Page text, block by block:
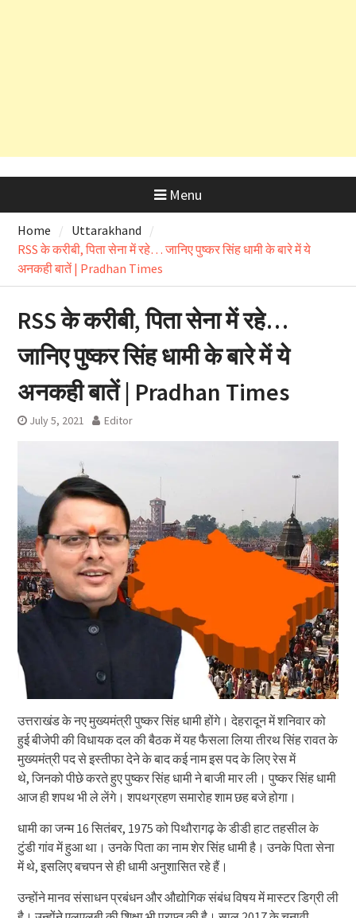
Menu
Home
Uttarakhand
RSS के करीबी, पिता सेना में रहे… जानिए पुष्कर सिंह धामी के बारे में ये
अनकही बातें | Pradhan Times
RSS के करीबी, पिता सेना में रहे…
जानिए पुष्कर सिंह धामी के बारे में ये
अनकही बातें | Pradhan Times
July 5, 2021 Editor
उत्तराखंड के नए मुख्यमंत्री पुष्कर सिंह धामी होंगे। देहरादून में शनिवार को
हुई बीजेपी की विधायक दल की बैठक में यह फैसला लिया तीरथ सिंह रावत के
मुख्यमंत्री पद से इस्तीफा देने के बाद कई नाम इस पद के लिए रेस में
थे, जिनको पीछे करते हुए पुष्कर सिंह धामी ने बाजी मार ली। पुष्कर सिंह धामी
आज ही शपथ भी ले लेंगे। शपथग्रहण समारोह शाम छह बजे होगा।
धामी का जन्म 16 सितंबर, 1975 को पिथौरागढ़ के डीडी हाट तहसील के
टुंडी गांव में हुआ था। उनके पिता का नाम शेर सिंह धामी है। उनके पिता सेना
में थे, इसलिए बचपन से ही धामी अनुशासित रहे हैं।
उन्होंने मानव संसाधन प्रबंधन और औद्योगिक संबंध विषय में मास्टर डिग्री ली